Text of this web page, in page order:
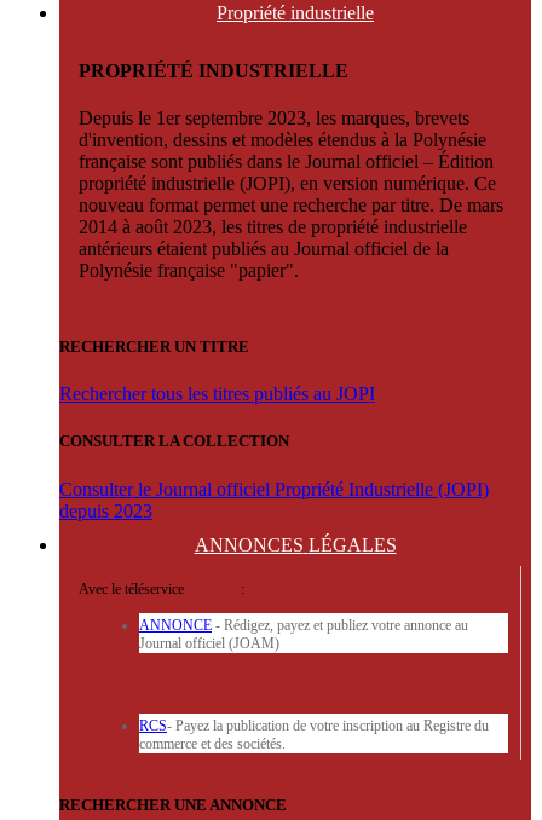
Propriété industrielle
PROPRIÉTÉ INDUSTRIELLE
Depuis le 1er septembre 2023, les marques, brevets
d'invention, dessins et modèles étendus à la Polynésie
française sont publiés dans le Journal officiel – Édition
propriété industrielle (JOPI), en version numérique. Ce
nouveau format permet une recherche par titre. De mars
2014 à août 2023, les titres de propriété industrielle
antérieurs étaient publiés au Journal officiel de la
Polynésie française "papier".
RECHERCHER UN TITRE
Rechercher tous les titres publiés au JOPI
CONSULTER LA COLLECTION
Consulter le Journal officiel Propriété Industrielle (JOPI)
depuis 2023
ANNONCES LÉGALES
Avec le téléservice :
ANNONCE - Rédigez, payez et publiez votre annonce au
Journal officiel (JOAM)
RCS- Payez la publication de votre inscription au Registre du
commerce et des sociétés.
RECHERCHER UNE ANNONCE